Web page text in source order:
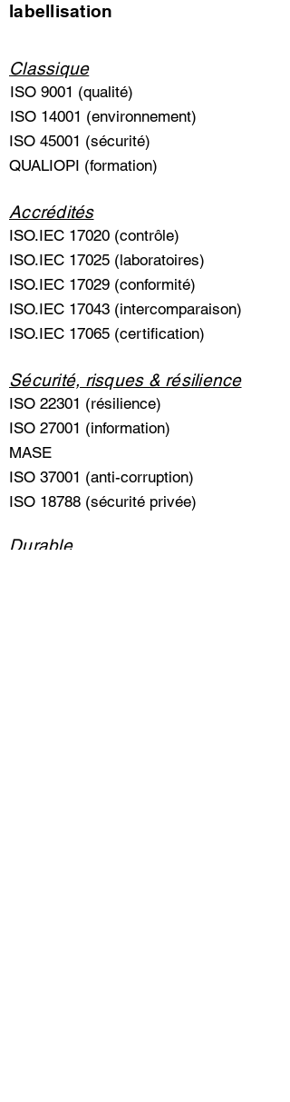
labellisation
Classique
ISO 9001 (qualité)
ISO 14001 (environnement)
ISO 45001 (sécurité)
QUALIOPI (formation)
Accrédités
ISO.IEC 17020 (contrôle)
ISO.IEC 17025 (laboratoires)
ISO.IEC 17029 (conformité)
ISO.IEC 17043 (intercomparaison)
ISO.IEC 17065 (certification)
Sécurité, risques & résilience
ISO 22301 (résilience)
ISO 27001 (information)
MASE
ISO 37001 (anti-corruption)
ISO 18788 (sécurité privée)
Durable